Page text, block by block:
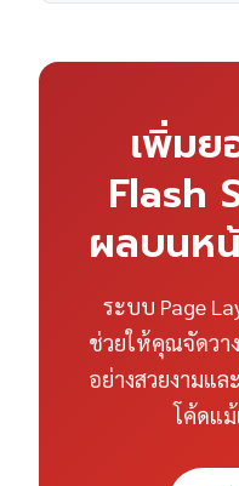
เพิ่มย
Flash
ผลบนห
ระบบ Page
ช่วยให้คุณจัดวา
อย่างสวยงามแ
โค้ดแ